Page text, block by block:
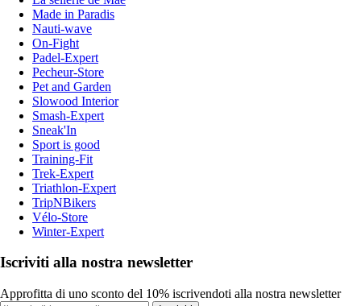
Made in Paradis
Nauti-wave
On-Fight
Padel-Expert
Pecheur-Store
Pet and Garden
Slowood Interior
Smash-Expert
Sneak'In
Sport is good
Training-Fit
Trek-Expert
Triathlon-Expert
TripNBikers
Vélo-Store
Winter-Expert
Iscriviti alla nostra newsletter
Approfitta di uno sconto del 10% iscrivendoti alla nostra newsletter